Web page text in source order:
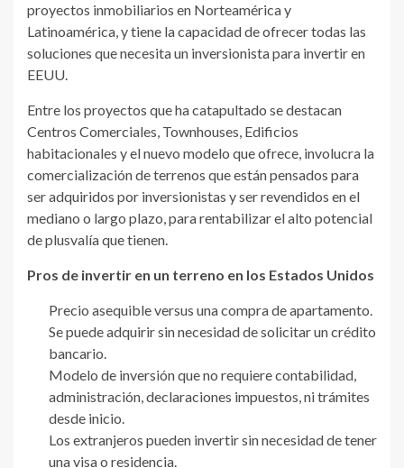
proyectos inmobiliarios en Norteamérica y
Latinoamérica, y tiene la capacidad de ofrecer todas las
soluciones que necesita un inversionista para invertir en
EEUU.
Entre los proyectos que ha catapultado se destacan
Centros Comerciales, Townhouses, Edificios
habitacionales y el nuevo modelo que ofrece, involucra la
comercialización de terrenos que están pensados para
ser adquiridos por inversionistas y ser revendidos en el
mediano o largo plazo, para rentabilizar el alto potencial
de plusvalía que tienen.
Pros de invertir en un terreno en los Estados Unidos
Precio asequible versus una compra de apartamento.
Se puede adquirir sin necesidad de solicitar un crédito
bancario.
Modelo de inversión que no requiere contabilidad,
administración, declaraciones impuestos, ni trámites
desde inicio.
Los extranjeros pueden invertir sin necesidad de tener
una visa o residencia.